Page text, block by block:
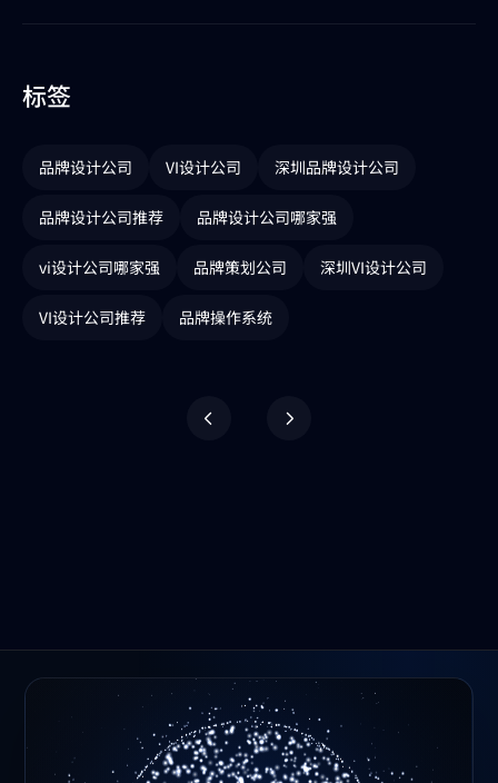
标签
品牌设计公司 VI设计公司 深圳品牌设计公司
品牌设计公司推荐 品牌设计公司哪家强
vi设计公司哪家强 品牌策划公司 深圳VI设计公司
VI设计公司推荐 品牌操作系统